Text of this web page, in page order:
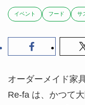
イベント フード サ
オーダーメイド家
Re-fa は、かつて